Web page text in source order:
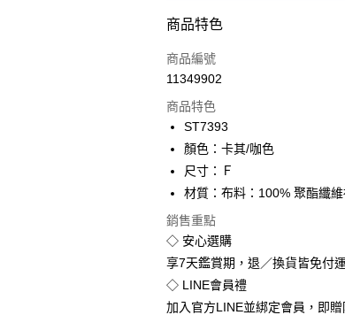
付款方式
信用卡一次付款
LINE Pay
Apple Pay
街口支付
悠遊付
全盈+PAY
商品特色
商品編號
11349902
商品特色
ST7393
顏色：卡其/咖色
尺寸：Ｆ
材質：布料：100% 聚酯纖
銷售重點
◇ 安心選購
享7天鑑賞期，退／換貨皆免付
◇ LINE會員禮
加入官方LINE並綁定會員，即